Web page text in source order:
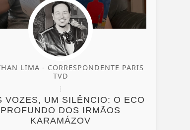
LIMA - CORRESPONDENTE PARIS
TVD
VOZES, UM SILÊNCIO: O ECO
PROFUNDO DOS IRMÃOS
KARAMÁZOV